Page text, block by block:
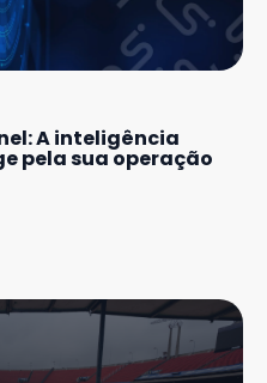
A inteligência
pela sua operação